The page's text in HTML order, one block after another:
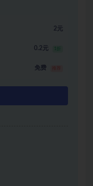
2元
0.2元 1折
免费